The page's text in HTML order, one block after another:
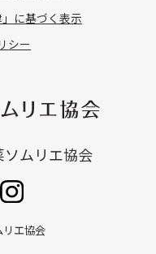
」に基づく表示
シー
ムリエ協会
リエ協会